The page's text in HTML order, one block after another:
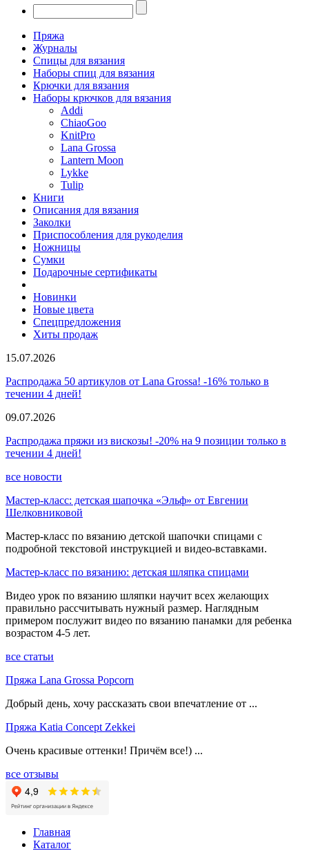
Пряжа
Журналы
Спицы для вязания
Наборы спиц для вязания
Крючки для вязания
Наборы крючков для вязания
Addi
ChiaoGoo
KnitPro
Lana Grossa
Lantern Moon
Lykke
Tulip
Книги
Описания для вязания
Заколки
Приспособления для рукоделия
Ножницы
Сумки
Подарочные сертификаты
Новинки
Новые цвета
Спецпредложения
Хиты продаж
15.07.2026
Распродажа 50 артикулов от Lana Grossa! -16% только в
течении 4 дней!
09.07.2026
Распродажа пряжи из вискозы! -20% на 9 позиции только в
течении 4 дней!
все новости
Мастер-класс: детская шапочка «Эльф» от Евгении
Шелковниковой
Мастер-класс по вязанию детской шапочки спицами с
подробной текстовой инструкцией и видео-вставками.
Мастер-класс по вязанию: детская шляпка спицами
Видео урок по вязанию шляпки научит всех желающих
правильно рассчитывать нужный размер. Наглядным
примером послужит видео по вязанию панамки для ребенка
возрастом 4-5 лет.
все статьи
Пряжа Lana Grossa Popcorn
Добрый день, хочу рассказать свои впечатление от ...
Пряжа Katia Concept Zekkei
Очень красивые оттенки! Причём все!) ...
все отзывы
Главная
Каталог